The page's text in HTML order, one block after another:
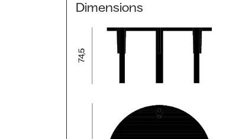
Dimensions